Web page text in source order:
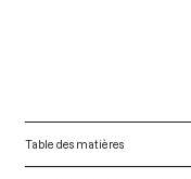
Table des matières